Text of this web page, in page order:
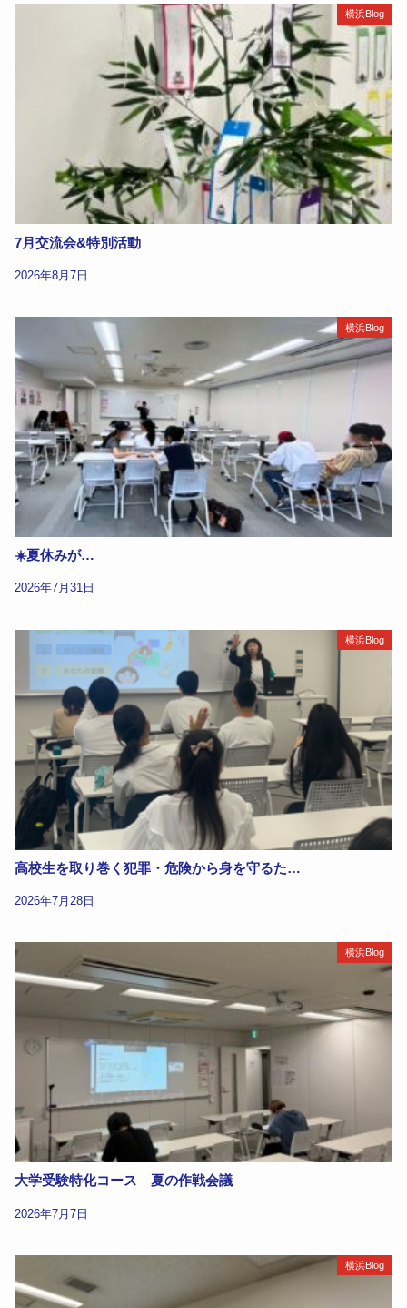
横浜Blog
7月交流会&特別活動
2026年8月7日
横浜Blog
☀️夏休みが…
2026年7月31日
横浜Blog
高校生を取り巻く犯罪・危険から身を守るた…
2026年7月28日
横浜Blog
大学受験特化コース 夏の作戦会議
2026年7月7日
横浜Blog